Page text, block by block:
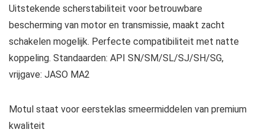
Uitstekende scherstabiliteit voor betrouwbare
bescherming van motor en transmissie, maakt zacht
schakelen mogelijk. Perfecte compatibiliteit met natte
koppeling. Standaarden: API SN/SM/SL/SJ/SH/SG,
vrijgave: JASO MA2
Motul staat voor eersteklas smeermiddelen van premium
kwaliteit